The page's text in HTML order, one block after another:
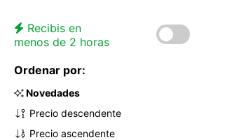
Recibis en
menos de 2 horas
Ordenar por:
Novedades
Precio descendente
Precio ascendente